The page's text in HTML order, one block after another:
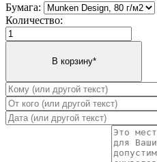
Бумага:
Количество: